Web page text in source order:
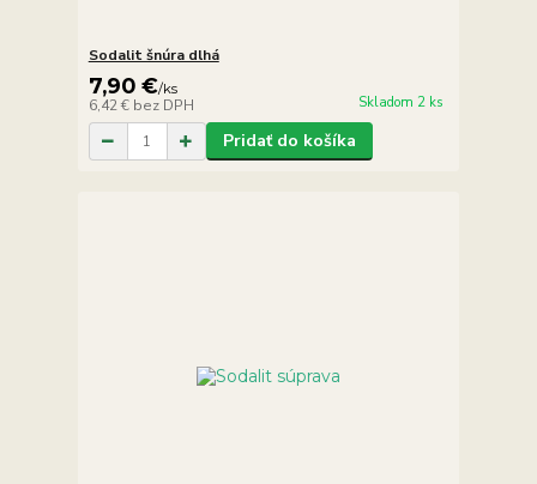
Sodalit šnúra dlhá
7,90 €/ks
6,42 € bez DPH Skladom 2 ks
Pridať do košíka